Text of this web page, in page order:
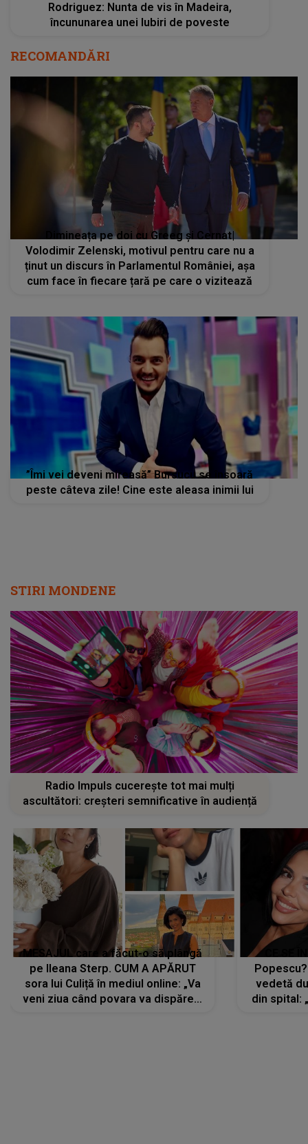
Rodriguez: Nunta de vis în Madeira,
încununarea unei Iubiri de poveste
RECOMANDĂRI
Dimineața pe doi cu Greeg și Cernat|
Volodimir Zelenski, motivul pentru care nu a
ținut un discurs în Parlamentul României, așa
cum face în fiecare țară pe care o vizitează
”Îmi vei deveni mireasă” Bursucu se însoară
peste câteva zile! Cine este aleasa inimii lui
STIRI MONDENE
Radio Impuls cucerește tot mai mulți
ascultători: creșteri semnificative în audiență
MESAJUL care a făcut-o să plângă
pe Ileana Sterp. CUM A APĂRUT
sora lui Culiță în mediul online: „Va
veni ziua când povara va dispărea,
vedetă
din spital: